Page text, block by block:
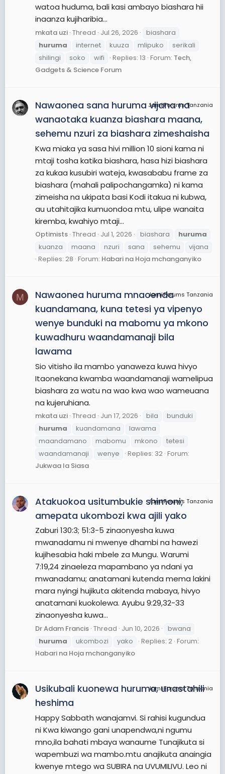
watoa huduma, bali kasi ambayo biashara hii
inaanza kujiharibia...
mkata uzi Thread Jul 26, 2026
biashara
huruma
internet kuuza mlipuko
serikali
shilingi
soko wifi Replies: 13 Forum: Tech,
Gadgets & Science Forum
JamiiForums Tanzania
Nawaonea sana huruma vijana na
wanaotaka kuanza biashara maana,
sehemu nzuri za biashara zimeshaisha
Kwa miaka ya sasa hivi million 10 sioni kama ni
mtaji tosha katika biashara, hasa hizi biashara
za kukaa kusubiri wateja, kwasababu frame za
biashara (mahali palipochangamka) ni kama
zimeisha na ukipata basi Kodi itakua ni kubwa,
au utahitajika kumuondoa mtu, ulipe wanaita
kiremba, kwahiyo mtaji...
Optimists Thread Jul 1, 2026 biashara
huruma
kuanza
maana nzuri sana sehemu
vijana
Replies: 28 Forum: Habari na Hoja mchanganyiko
M JamiiForums Tanzania
Nawaonea huruma mnaoenda
kuandamana, kuna tetesi ya vipenyo
wenye bunduki na mabomu ya mkono
kuwadhuru waandamanaji bila
lawama
Sio vitisho ila mambo yanaweza kuwa hivyo
Itaonekana kwamba waandamanaji wamelipua
biashara za watu na wao kwa wao wameuana
na kujeruhiana.
mkata uzi Thread Jun 17, 2026 bila
bunduki
huruma
kuandamana
lawama
maandamano
mabomu mkono
tetesi
waandamanaji
wenye Replies: 32 Forum:
Jukwaa la Siasa
JamiiForums Tanzania
Atakuokoa usitumbukie shimoni;
amepata ukombozi kwa ajili yako
Zaburi 130:3; 51:3-5 zinaonyesha kuwa
mwanadamu ni mwenye dhambi na hawezi
kujihesabia haki mbele za Mungu. Warumi
7:19,24 zinaeleza mapambano ya ndani ya
mwanadamu; anatamani kutenda mema lakini
mara nyingi hujikuta akitenda mabaya, hivyo
anatamani kuokolewa. Ayubu 9:29,32-33
zinaonyesha kuwa...
Dr Adam Francis Thread Jun 10, 2026
bwana
huruma
ukombozi yako Replies: 2 Forum:
Habari na Hoja mchanganyiko
JamiiForums Tanzania
Usikubali kuonewa huruma, unastahili
heshima
Happy Sabbath wanajamvi. Si rahisi kugundua
ni Kwa kiwango gani unapendwa,ni ngumu
mno,ila bahati mbaya wanaume Tunajikuta si
wapembuzi wa mambo.mtu anajikuta anaingia
kwenye mtego wa SUBIRA na UVUMILIVU. Leo ni